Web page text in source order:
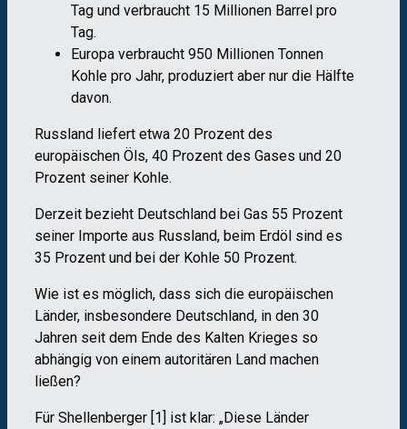
Tag und verbraucht 15 Millionen Barrel pro
Tag.
Europa verbraucht 950 Millionen Tonnen
Kohle pro Jahr, produziert aber nur die Hälfte
davon.
Russland liefert etwa 20 Prozent des
europäischen Öls, 40 Prozent des Gases und 20
Prozent seiner Kohle.
Derzeit bezieht Deutschland bei Gas 55 Prozent
seiner Importe aus Russland, beim Erdöl sind es
35 Prozent und bei der Kohle 50 Prozent.
Wie ist es möglich, dass sich die europäischen
Länder, insbesondere Deutschland, in den 30
Jahren seit dem Ende des Kalten Krieges so
abhängig von einem autoritären Land machen
ließen?
Für Shellenberger [1] ist klar: „Diese Länder